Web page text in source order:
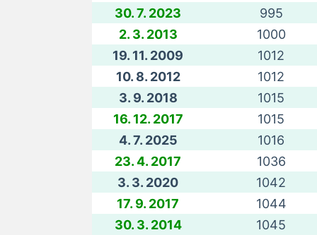
30. 7. 2023
995
2. 3. 2013
1000
19. 11. 2009
1012
10. 8. 2012
1012
3. 9. 2018
1015
16. 12. 2017
1015
4. 7. 2025
1016
23. 4. 2017
1036
3. 3. 2020
1042
17. 9. 2017
1044
30. 3. 2014
1045